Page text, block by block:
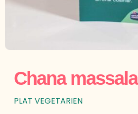
Chana massala
PLAT VEGETARIEN